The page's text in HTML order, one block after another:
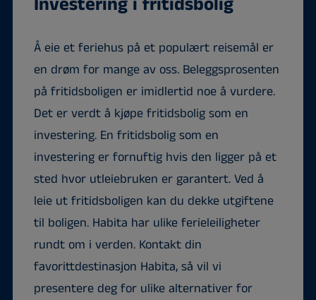
Å eie et feriehus på et populært reisemål er
en drøm for mange av oss. Beleggsprosenten
på fritidsboligen er imidlertid noe å vurdere.
Det er verdt å kjøpe fritidsbolig som en
investering. En fritidsbolig som en
investering er fornuftig hvis den ligger på et
sted hvor utleiebruken er garantert. Ved å
leie ut fritidsboligen kan du dekke utgiftene
til boligen. Habita har ulike ferieleiligheter
rundt om i verden. Kontakt din
favorittdestinasjon Habita, så vil vi
presentere deg for ulike alternativer for